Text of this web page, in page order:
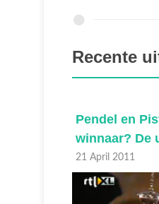
Recente
Pendel en
winnaar? De
21 April 2011